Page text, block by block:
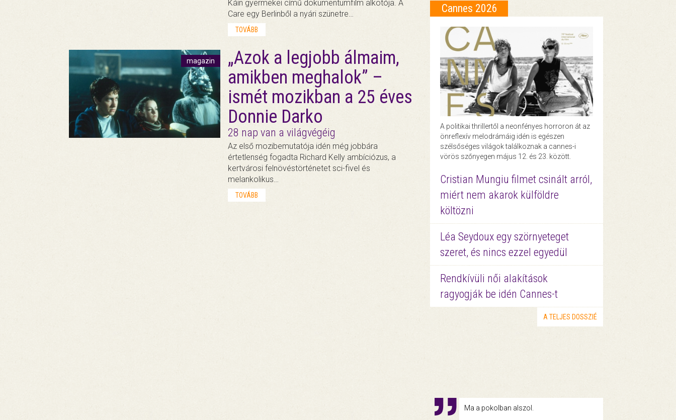
Káin gyermekei című dokumentumfilm alkotója. A
Care egy Berlinből a nyári szünetre…
TOVÁBB
magazin
„Azok a legjobb álmaim,
amikben meghalok” –
ismét mozikban a 25 éves
Donnie Darko
28 nap van a világvégéig
Az első mozibemutatója idén még jobbára
értetlenség fogadta Richard Kelly ambíciózus, a
kertvárosi felnövéstörténetet sci-fivel és
melankolikus…
TOVÁBB
Cannes 2026
A politikai thrillertől a neonfényes horroron át az
önreflexív melodrámáig idén is egészen
szélsőséges világok találkoznak a cannes-i
vörös szőnyegen május 12. és 23. között.
Cristian Mungiu filmet csinált arról,
miért nem akarok külföldre
költözni
Léa Seydoux egy szörnyeteget
szeret, és nincs ezzel egyedül
Rendkívüli női alakítások
ragyogják be idén Cannes-t
A TELJES DOSSZIÉ
Ma a pokolban alszol.